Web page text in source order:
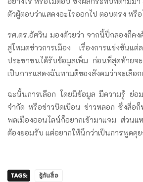
ตัวผู้ตอบว่าแสดงอะไรออกไป ตอบตรง หรื
รศ.ดร.อัศวิน มองด้วยว่า จากนี้ปี่กลองก็คงดั
สู่โหมดข่าวการเมือง เรื่องการแข่งขันแ
ประชาชนได้รับข้อมูลเพิ่ม ก่อนที่สุดท้ายจ
เป็นการแสดงฉันทามติของสังคมว่าจะเลือ
ฉะนั้นการเลือก โดยมีข้อมูล มีความรู้ ย่อ
จำกัด หรือข่าวบิดเบือน ข่าวหลอก ซึ่งสื่อ
พลเมืองออนไลน์ก็อยากเข้ามาแจม ส่วนแ
ต้องยอมรับ แต่อยากให้นึกว่าเป็นการพูดคุ
TAGS: รู้ทันสื่อ